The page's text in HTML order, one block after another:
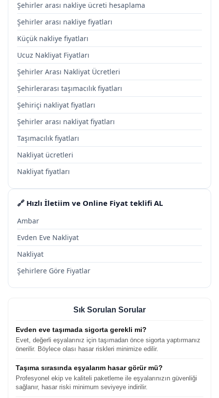
Şehirler arası nakliye ücreti hesaplama
Şehirler arası nakliye fiyatları
Küçük nakliye fiyatları
Ucuz Nakliyat Fiyatları
Şehirler Arası Nakliyat Ücretleri
Şehirlerarası taşımacılık fiyatları
Şehiriçi nakliyat fiyatları
Şehirler arası nakliyat fiyatları
Taşımacılık fiyatları
Nakliyat ücretleri
Nakliyat fiyatları
🔗 Hızlı İletiim ve Online Fiyat teklifi AL
Ambar
Evden Eve Nakliyat
Nakliyat
Şehirlere Göre Fiyatlar
Sık Sorulan Sorular
Evden eve taşımada sigorta gerekli mi?
Evet, değerli eşyalarınız için taşımadan önce sigorta yaptırmanız
önerilir. Böylece olası hasar riskleri minimize edilir.
Taşıma sırasında eşyalarım hasar görür mü?
Profesyonel ekip ve kaliteli paketleme ile eşyalarınızın güvenliği
sağlanır, hasar riski minimum seviyeye indirilir.